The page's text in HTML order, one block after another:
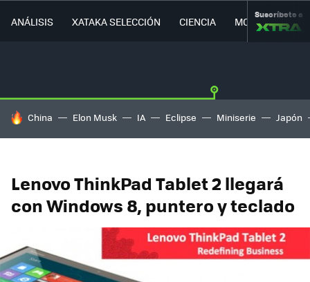
ANÁLISIS XATAKA SELECCIÓN CIENCIA MOVILIDAD
Suscríbete a
HOY SE HABLA DE
China Elon Musk IA Eclipse Miniserie Japón
Lenovo ThinkPad Tablet 2 llegará
con Windows 8, puntero y teclado